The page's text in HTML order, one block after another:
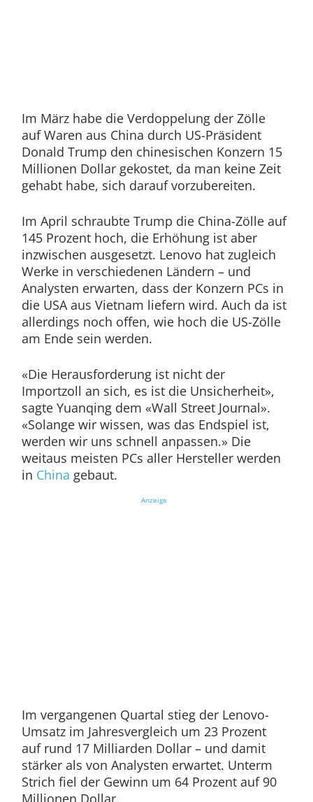
Im März habe die Verdoppelung der Zölle
auf Waren aus China durch US-Präsident
Donald Trump den chinesischen Konzern 15
Millionen Dollar gekostet, da man keine Zeit
gehabt habe, sich darauf vorzubereiten.
Im April schraubte Trump die China-Zölle auf
145 Prozent hoch, die Erhöhung ist aber
inzwischen ausgesetzt. Lenovo hat zugleich
Werke in verschiedenen Ländern – und
Analysten erwarten, dass der Konzern PCs in
die USA aus Vietnam liefern wird. Auch da ist
allerdings noch offen, wie hoch die US-Zölle
am Ende sein werden.
«Die Herausforderung ist nicht der
Importzoll an sich, es ist die Unsicherheit»,
sagte Yuanqing dem «Wall Street Journal».
«Solange wir wissen, was das Endspiel ist,
werden wir uns schnell anpassen.» Die
weitaus meisten PCs aller Hersteller werden
in China gebaut.
Anzeige
Im vergangenen Quartal stieg der Lenovo-
Umsatz im Jahresvergleich um 23 Prozent
auf rund 17 Milliarden Dollar – und damit
stärker als von Analysten erwartet. Unterm
Strich fiel der Gewinn um 64 Prozent auf 90